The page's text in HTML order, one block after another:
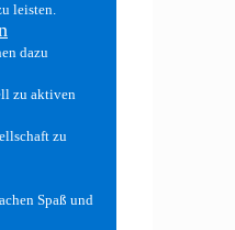
leisten.
dazu
zu aktiven
zu
Spaß und